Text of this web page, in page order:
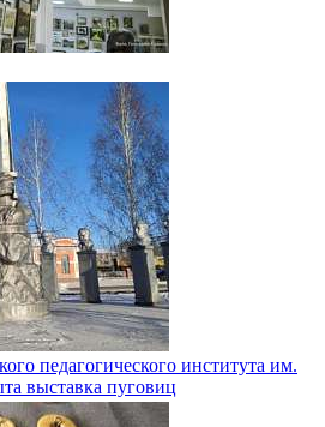
педагогического института им.
выставка пуговиц